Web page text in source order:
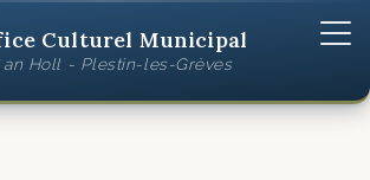
Culturel Municipal
an Holl - Plestin-les-Grèves